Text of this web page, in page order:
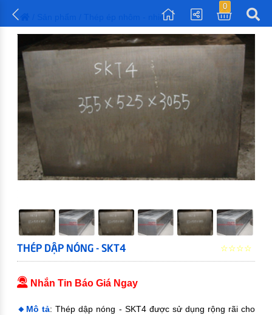
0
/ Thép ép nhôm - nhiệt
THÉP DẬP NÓNG - SKT4 ☆☆☆☆
Nhắn Tin Báo Giá Ngay
Mô tả: Thép dập nóng - SKT4 được sử dụng rộng rãi cho